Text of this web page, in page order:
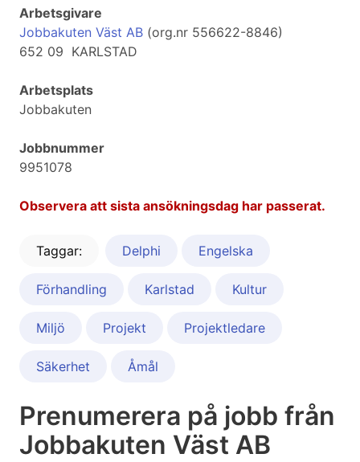
Arbetsgivare
Jobbakuten Väst AB (org.nr 556622-8846)
652 09 KARLSTAD
Arbetsplats
Jobbakuten
Jobbnummer
9951078
Observera att sista ansökningsdag har passerat.
Taggar: Delphi Engelska
Förhandling Karlstad Kultur
Miljö Projekt Projektledare
Säkerhet Åmål
Prenumerera på jobb från
Jobbakuten Väst AB